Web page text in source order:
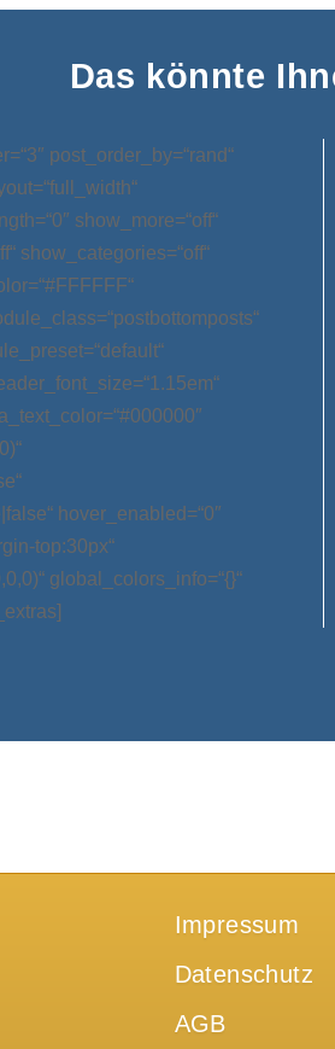
Das könnte
post_order_by=“rand“
show_more=“off“
show_categories=“off“
hover_enabled=“0″
top:30px“
global_colors_info=“{}“
Impressum
Datenschutz
AGB